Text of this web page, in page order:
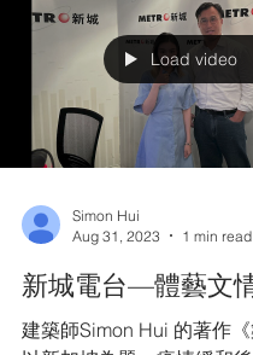
Load video
Aug 31, 2023
1 min read
新城電台—體藝文